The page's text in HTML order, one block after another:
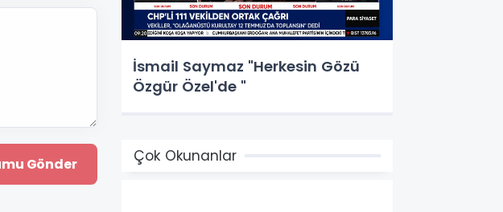
İsmail Saymaz "Herkesin Gözü
Özgür Özel'de "
Çok Okunanlar